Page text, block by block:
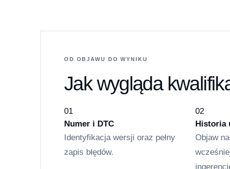
OD OBJAWU DO WYNIKU
Jak wygląda
01
Numer i DTC
Identyfikacja wersji oraz pełny
zapis błędów.
02
Historia
Objaw